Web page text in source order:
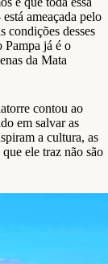
ameaçada pelo
condições desses
Pampa já é o
da Mata
contou ao
em salvar as
a cultura, as
ele traz não são